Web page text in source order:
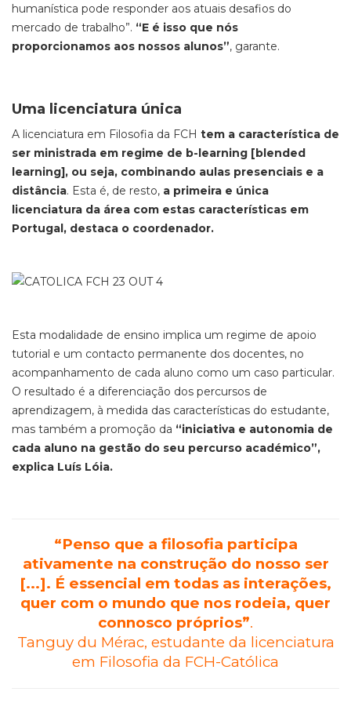
humanística pode responder aos atuais desafios do
mercado de trabalho”. “E é isso que nós
proporcionamos aos nossos alunos”, garante.
Uma licenciatura única
A licenciatura em Filosofia da FCH tem a característica de
ser ministrada em regime de b-learning [blended
learning], ou seja, combinando aulas presenciais e a
distância. Esta é, de resto, a primeira e única
licenciatura da área com estas características em
Portugal, destaca o coordenador.
Esta modalidade de ensino implica um regime de apoio
tutorial e um contacto permanente dos docentes, no
acompanhamento de cada aluno como um caso particular.
O resultado é a diferenciação dos percursos de
aprendizagem, à medida das características do estudante,
mas também a promoção da “iniciativa e autonomia de
cada aluno na gestão do seu percurso académico”,
explica Luís Lóia.
“Penso que a filosofia participa
ativamente na construção do nosso ser
[...]. É essencial em todas as interações,
quer com o mundo que nos rodeia, quer
connosco próprios”.
Tanguy du Mérac, estudante da licenciatura
em Filosofia da FCH-Católica